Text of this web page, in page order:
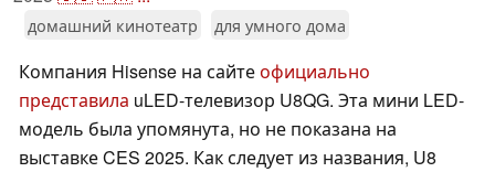
домашний кинотеатр для умного дома
Компания Hisense на сайтеофициально
представила uLED-телевизор U8QG. Эта мини LED-
модель была упомянута, но не показана на
выставке CES 2025. Как следует из названия, U8